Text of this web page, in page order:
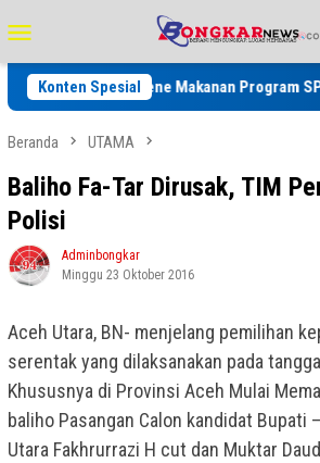
ke
kontenMobile
Konten Spesial
Higiene Makanan Program SPPG
Beranda UTAMA
Baliho Fa-Tar Dirusak, TIM
Polisi
Adminbongkar
Minggu 23 Oktober 2016
Aceh Utara, BN- menjelang pemilihan
serentak yang dilaksanakan pada
Khususnya di Provinsi Aceh Mulai
baliho Pasangan Calon kandidat Bupati
Utara Fakhrurrazi H cut dan Muktar